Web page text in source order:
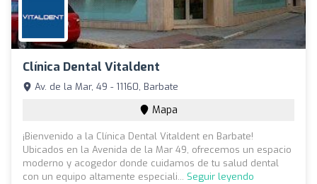
Clínica Dental Vitaldent
Av. de la Mar, 49 - 11160, Barbate
Mapa
¡Bienvenido a la Clínica Dental Vitaldent en Barbate!
Ubicados en la Avenida de la Mar 49, ofrecemos un espacio
moderno y acogedor donde cuidamos de tu salud dental
con un equipo altamente especiali... Seguir leyendo